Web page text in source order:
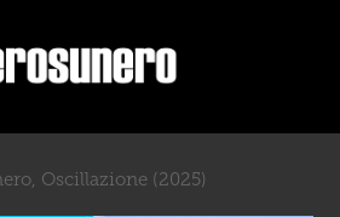
Oscillazione (2025)